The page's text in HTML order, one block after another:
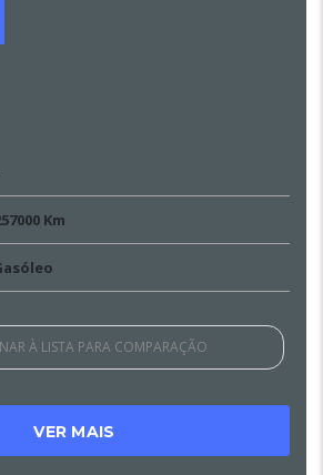
Km
À LISTA PARA COMPARAÇÃO
VER MAIS